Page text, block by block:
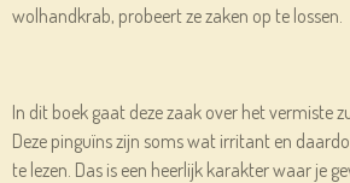
wolhandkrab, probeert ze zaken op te lossen.
In dit boek gaat deze zaak over het vermiste
Deze pinguïns zijn soms wat irritant en
te lezen. Das is een heerlijk karakter waar je